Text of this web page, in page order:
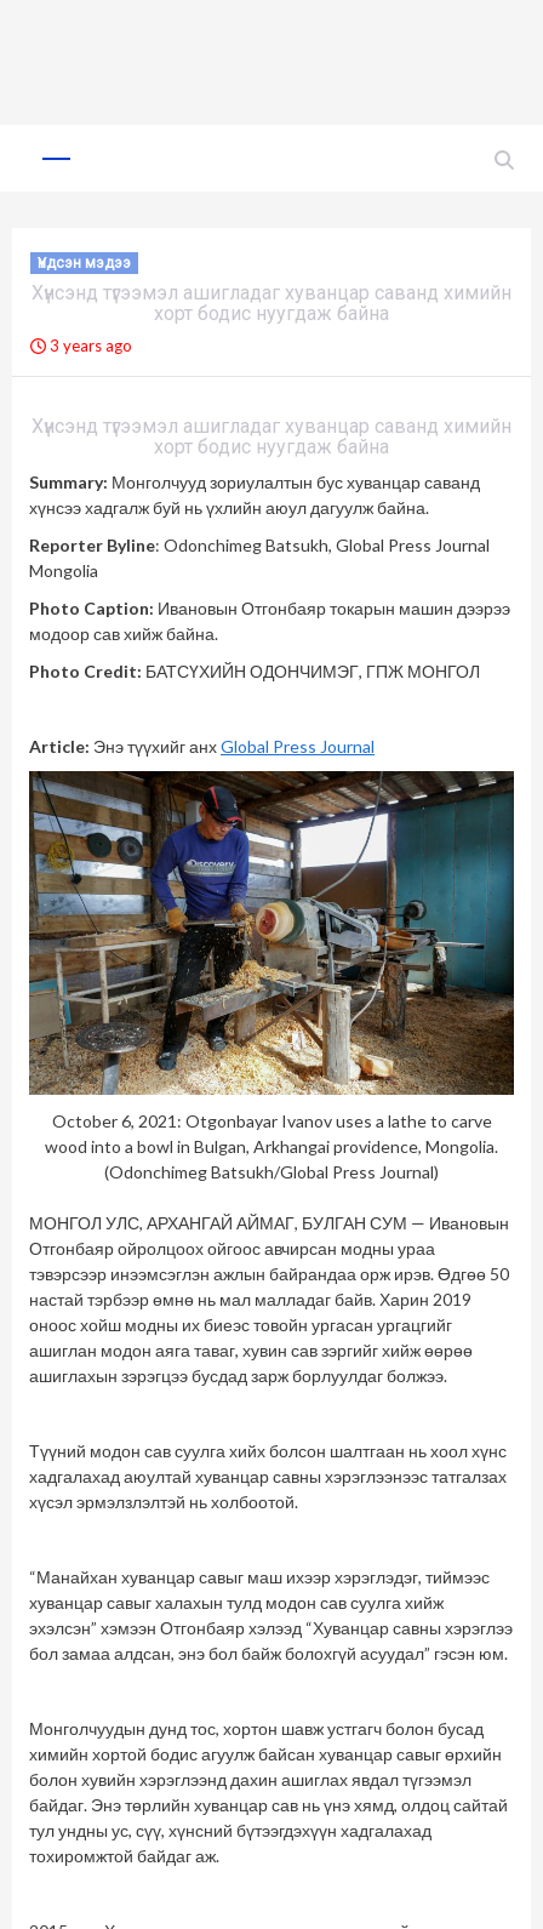
Primary
Үндсэн мэдээ
Хүнсэнд түгээмэл ашигладаг хуванцар саванд химийн
хорт бодис нуугдаж байна
3 years ago
Хүнсэнд түгээмэл ашигладаг хуванцар саванд химийн
хорт бодис нуугдаж байна
Summary: Монголчууд зориулалтын бус хуванцар саванд
хүнсээ хадгалж буй нь үхлийн аюул дагуулж байна.
Reporter Byline: Odonchimeg Batsukh, Global Press Journal
Mongolia
Photo Caption: Ивановын Отгонбаяр токарын машин дээрээ
модоор сав хийж байна.
Photo Credit: БАТСҮХИЙН ОДОНЧИМЭГ, ГПЖ МОНГОЛ
Article: Энэ түүхийг анхGlobal Press Journal
October 6, 2021: Otgonbayar Ivanov uses a lathe to carve
wood into a bowl in Bulgan, Arkhangai providence, Mongolia.
(Odonchimeg Batsukh/Global Press Journal)
МОНГОЛ УЛС, АРХАНГАЙ АЙМАГ, БУЛГАН СУМ — Ивановын
Отгонбаяр ойролцоох ойгоос авчирсан модны ураа
тэвэрсээр инээмсэглэн ажлын байрандаа орж ирэв. Өдгөө 50
настай тэрбээр өмнө нь мал малладаг байв. Харин 2019
оноос хойш модны их биеэс товойн ургасан ургацгийг
ашиглан модон аяга таваг, хувин сав зэргийг хийж өөрөө
ашиглахын зэрэгцээ бусдад зарж борлуулдаг болжээ.
Түүний модон сав суулга хийх болсон шалтгаан нь хоол хүнс
хадгалахад аюултай хуванцар савны хэрэглээнээс татгалзах
хүсэл эрмэлзлэлтэй нь холбоотой.
“Манайхан хуванцар савыг маш ихээр хэрэглэдэг, тиймээс
хуванцар савыг халахын тулд модон сав суулга хийж
эхэлсэн” хэмээн Отгонбаяр хэлээд “Хуванцар савны хэрэглээ
бол замаа алдсан, энэ бол байж болохгүй асуудал” гэсэн юм.
Монголчуудын дунд тос, хортон шавж устгагч болон бусад
химийн хортой бодис агуулж байсан хуванцар савыг өрхийн
болон хувийн хэрэглээнд дахин ашиглах явдал түгээмэл
байдаг. Энэ төрлийн хуванцар сав нь үнэ хямд, олдоц сайтай
тул ундны ус, сүү, хүнсний бүтээгдэхүүн хадгалахад
тохиромжтой байдаг аж.